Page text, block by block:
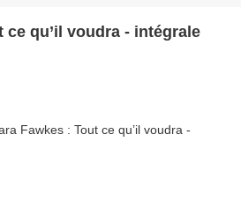
ce qu’il voudra - intégrale